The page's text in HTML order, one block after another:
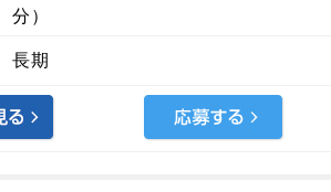
分）
長期